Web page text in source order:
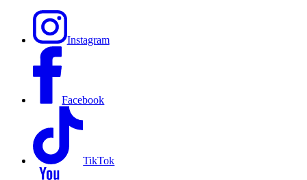
Instagram
Facebook
TikTok